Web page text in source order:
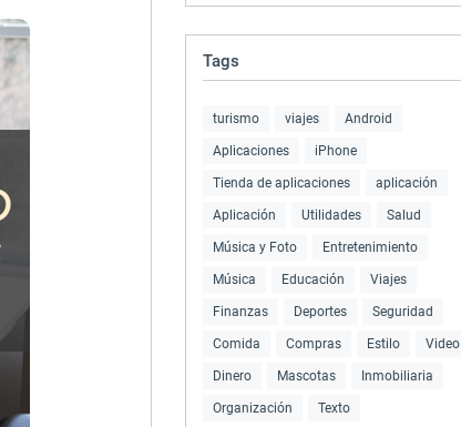
Tags
turismo viajes Android
Aplicaciones iPhone
Tienda de aplicaciones aplicación
Aplicación Utilidades Salud
Música y Foto Entretenimiento
Música Educación Viajes
Finanzas Deportes Seguridad
Comida Compras Estilo Video
Dinero Mascotas Inmobiliaria
Organización Texto